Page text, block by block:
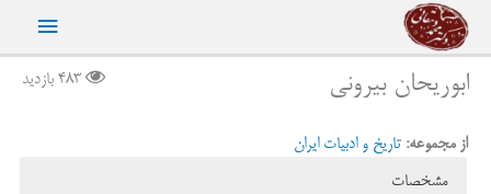
محتوا
فهرست
اصلی
ابوریحان بیرونی
از مجموعه: تاریخ و ادبیات ایران
مشخصات